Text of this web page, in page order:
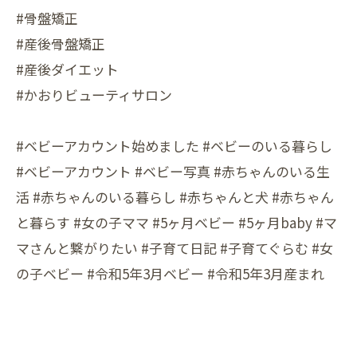
#骨盤矯正
#産後骨盤矯正
#産後ダイエット
#かおりビューティサロン
#ベビーアカウント始めました #ベビーのいる暮らし
#ベビーアカウント #ベビー写真 #赤ちゃんのいる生
活 #赤ちゃんのいる暮らし #赤ちゃんと犬 #赤ちゃん
と暮らす #女の子ママ #5ヶ月ベビー #5ヶ月baby #マ
マさんと繋がりたい #子育て日記 #子育てぐらむ #女
の子ベビー #令和5年3月ベビー #令和5年3月産まれ